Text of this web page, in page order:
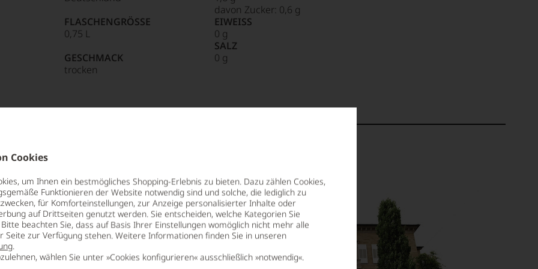
Cookies
um Ihnen ein bestmögliches Shopping-Erlebnis zu bieten. Dazu zählen Cookies,
Funktionieren der Website notwendig sind und solche, die lediglich zu
für Komforteinstellungen, zur Anzeige personalisierter Inhalte oder
auf Drittseiten genutzt werden. Sie entscheiden, welche Kategorien Sie
beachten Sie, dass auf Basis Ihrer Einstellungen womöglich nicht mehr alle
Seite zur Verfügung stehen. Weitere Informationen finden Sie in unseren
.
wählen Sie unter »Cookies konfigurieren« ausschließlich »notwendig«.
Punkte:
FLASCHENGRÖSSE
0,75 L
GESCHMACK
trocken
davon Zucker: 0,6 g
EIWEISS
0 g
SALZ
0 g
der einem Raketenstart
so viel Furore gesorgt wie Von
Dabei ist Von Winning keine
einmal zu den »Jordanschen«
Bassermann-Jordan und